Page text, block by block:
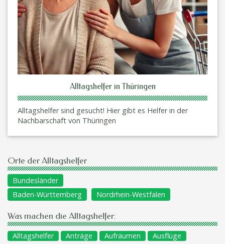
Alltagshelfer in Thüringen
Alltagshelfer sind gesucht! Hier gibt es Helfer in der
Nachbarschaft von Thüringen
Orte der Alltagshelfer
Bundesländer
Baden-Württemberg
Nordrhein-Westfalen
Was machen die Alltagshelfer:
Alltagshelfer Anträge Aufräumen
Ausflüge